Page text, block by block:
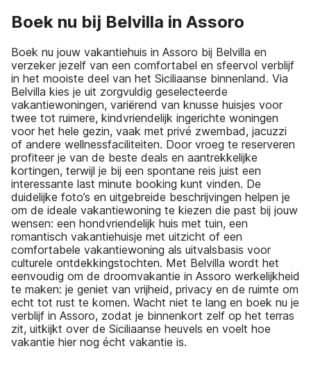
Boek nu bij Belvilla in Assoro
Boek nu jouw vakantiehuis in Assoro bij Belvilla en
verzeker jezelf van een comfortabel en sfeervol verblijf
in het mooiste deel van het Siciliaanse binnenland. Via
Belvilla kies je uit zorgvuldig geselecteerde
vakantiewoningen, variërend van knusse huisjes voor
twee tot ruimere, kindvriendelijk ingerichte woningen
voor het hele gezin, vaak met privé zwembad, jacuzzi
of andere wellnessfaciliteiten. Door vroeg te reserveren
profiteer je van de beste deals en aantrekkelijke
kortingen, terwijl je bij een spontane reis juist een
interessante last minute booking kunt vinden. De
duidelijke foto’s en uitgebreide beschrijvingen helpen je
om de ideale vakantiewoning te kiezen die past bij jouw
wensen: een hondvriendelijk huis met tuin, een
romantisch vakantiehuisje met uitzicht of een
comfortabele vakantiewoning als uitvalsbasis voor
culturele ontdekkingstochten. Met Belvilla wordt het
eenvoudig om de droomvakantie in Assoro werkelijkheid
te maken: je geniet van vrijheid, privacy en de ruimte om
echt tot rust te komen. Wacht niet te lang en boek nu je
verblijf in Assoro, zodat je binnenkort zelf op het terras
zit, uitkijkt over de Siciliaanse heuvels en voelt hoe
vakantie hier nog écht vakantie is.